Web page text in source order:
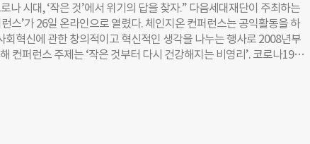
필요한 새로운 싸움의 기술’을 주제로 박새롬 울산과학기술원(UNIST)
욱 한양대학교 철학과∙인공지능학과 교수가 모두의 인공지능(AI)을 만
대해 설명한다. 마지막 세션에서는 정혜윤 CBS 라디오PD∙북칼럼니스
기만의 언어로 분투하는 사람들’을 주제로 각자의 분투 경험을 공유한
나 시대, ‘작은 것’에서 위기의 답을 찾자.” 다음세대재단이 주최하는
스’가 26일 온라인으로 열렸다. 체인지온 컨퍼런스는 공익활동을 하
회혁신에 관한 창의적이고 혁신적인 생각을 나누는 행사로 2008년부
컨퍼런스 주제는 ‘작은 것부터 다시 건강해지는 비영리’. 코로나19로